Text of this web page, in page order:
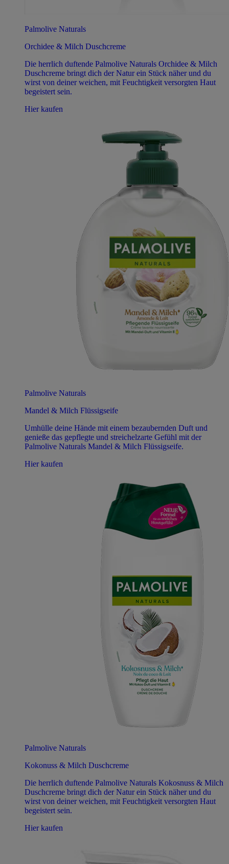
Palmolive Naturals
Orchidee & Milch Duschcreme
Die herrlich duftende Palmolive Naturals Orchidee & Milch
Duschcreme bringt dich der Natur ein Stück näher und du
wirst von deiner weichen, mit Feuchtigkeit versorgten Haut
begeistert sein.
Hier kaufen
Palmolive Naturals
Mandel & Milch Flüssigseife
Umhülle deine Hände mit einem bezaubernden Duft und
genieße das gepflegte und streichelzarte Gefühl mit der
Palmolive Naturals Mandel & Milch Flüssigseife.
Hier kaufen
Palmolive Naturals
Kokonuss & Milch Duschcreme
Die herrlich duftende Palmolive Naturals Kokosnuss & Milch
Duschcreme bringt dich der Natur ein Stück näher und du
wirst von deiner weichen, mit Feuchtigkeit versorgten Haut
begeistert sein.
Hier kaufen